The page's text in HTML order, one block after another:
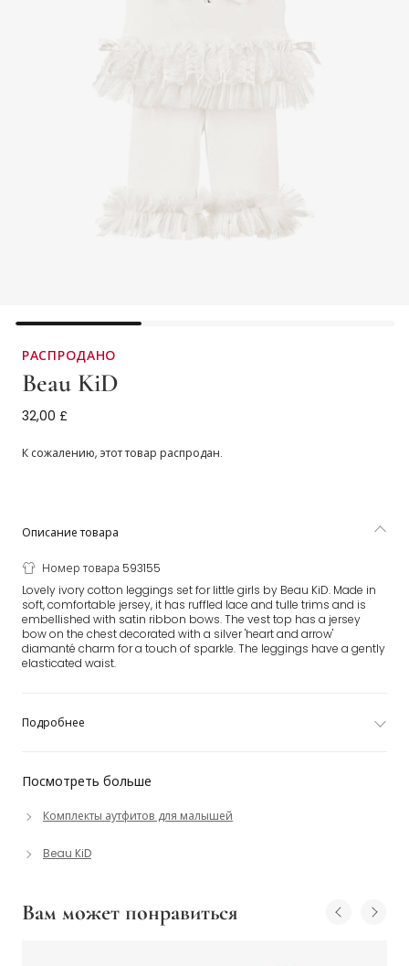
РАСПРОДАНО
Beau KiD
Girls Ivory Cotton & Lace Leggings Set
32,00 £
К сожалению, этот товар распродан.
Посмотреть больше
Комплекты аутфитов для малышей
Beau KiD
Описание товара
Номер товара 593155
Lovely ivory cotton leggings set for little girls by Beau KiD. Made in
soft, comfortable jersey, it has ruffled lace and tulle trims and is
embellished with satin ribbon bows. The vest top has a jersey
bow on the chest decorated with a silver 'heart and arrow'
diamanté charm for a touch of sparkle. The leggings have a gently
elasticated waist.
Подробнее
Вам может понравиться